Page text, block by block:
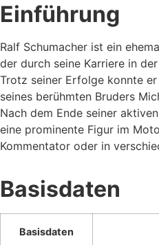
Einführung
Ralf Schumacher ist ein
der durch seine Karriere in
Trotz seiner Erfolge konnte
seines berühmten Bruders
Nach dem Ende seiner
eine prominente Figur im
Kommentator oder in
Basisdaten
Basisdaten